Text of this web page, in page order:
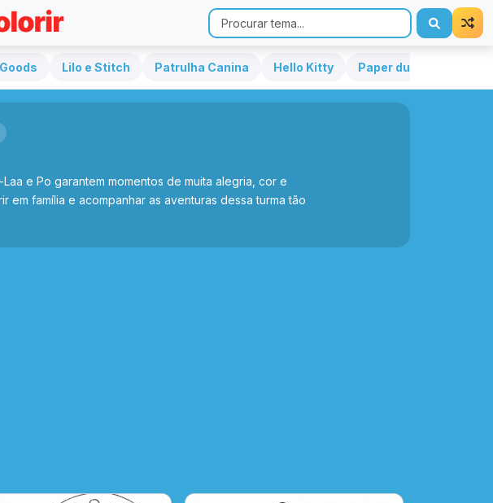
Lilo e Stitch Patrulha Canina Hello Kitty Paper duck
e Po garantem momentos de muita alegria, cor e
família e acompanhar as aventuras dessa turma tão